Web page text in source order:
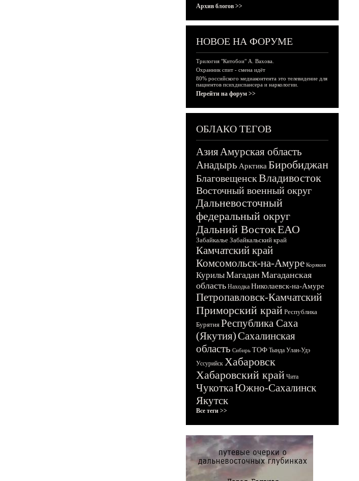
Архив блогов >>
НОВОЕ НА ФОРУМЕ
Трилогия "Китобои" А. Вахова.
Охранник спит - смена идёт
80% российского медиаконтента это телевидение для
пациентов психдиспансера и наркологии.
Перейти на форум >>
ОБЛАКО ТЕГОВ
АзияАмурская область
Анадырь Арктика Биробиджан
БлаговещенскВладивосток
Восточный военный округ
Дальневосточный
федеральный округ
Дальний ВостокЕАО
Забайкалье Забайкальский край
Камчатский край
Комсомольск-на-Амуре Корякия
КурилыМагадан Магаданская
область Находка Николаевск-на-Амуре
Петропавловск-Камчатский
Приморский край Республика
Бурятия Республика Саха
(Якутия)Сахалинская
область Сибирь ТОФ Тында Улан-Удэ
Уссурийск Хабаровск
Хабаровский край Чита
ЧукоткаЮжно-Сахалинск
Якутск
Все теги >>